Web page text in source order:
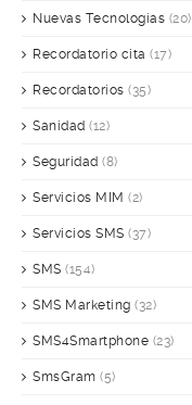
Nuevas Tecnologías (20)
Recordatorio cita (17)
Recordatorios (35)
Sanidad (12)
Seguridad (8)
Servicios MIM (2)
Servicios SMS (37)
SMS (154)
SMS Marketing (32)
SMS4Smartphone (23)
SmsGram (5)